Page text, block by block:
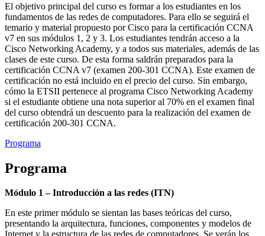
El objetivo principal del curso es formar a los estudiantes en los
fundamentos de las redes de computadores. Para ello se seguirá el
temario y material propuesto por Cisco para la certificación CCNA
v7 en sus módulos 1, 2 y 3. Los estudiantes tendrán acceso a la
Cisco Networking Academy, y a todos sus materiales, además de las
clases de este curso. De esta forma saldrán preparados para la
certificación CCNA v7 (examen 200-301 CCNA). Este examen de
certificación no está incluido en el precio del curso. Sin embargo,
cómo la ETSII pertenece al programa Cisco Networking Academy
si el estudiante obtiene una nota superior al 70% en el examen final
del curso obtendrá un descuento para la realización del examen de
certificación 200-301 CCNA.
Programa
Programa
Módulo 1 – Introducción a las redes (ITN)
En este primer módulo se sientan las bases teóricas del curso,
presentando la arquitectura, funciones, componentes y modelos de